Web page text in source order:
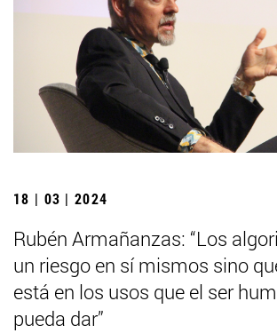
18 | 03 | 2024
Rubén Armañanzas: “Los
un riesgo en sí mismos sino
está en los usos que el ser
pueda dar”